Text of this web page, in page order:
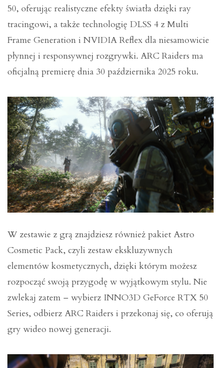
50, oferując realistyczne efekty światła dzięki ray
tracingowi, a także technologię DLSS 4 z Multi
Frame Generation i NVIDIA Reflex dla niesamowicie
płynnej i responsywnej rozgrywki. ARC Raiders ma
oficjalną premierę dnia 30 października 2025 roku.
W zestawie z grą znajdziesz również pakiet Astro
Cosmetic Pack, czyli zestaw ekskluzywnych
elementów kosmetycznych, dzięki którym możesz
rozpocząć swoją przygodę w wyjątkowym stylu. Nie
zwlekaj zatem – wybierz INNO3D GeForce RTX 50
Series, odbierz ARC Raiders i przekonaj się, co oferują
gry wideo nowej generacji.